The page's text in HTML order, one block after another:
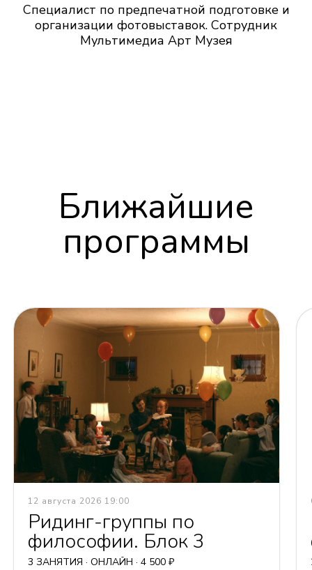
Специалист по предпечатной подготовке и
организации фотовыставок. Сотрудник
Мультимедиа Арт Музея
Ближайшие
программы
12 августа 2026 19:00
Ридинг-группы по
философии. Блок 3
3 ЗАНЯТИЯ · ОНЛАЙН · 4 500 ₽